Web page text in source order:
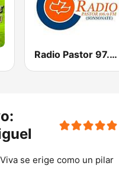
Radio Pastor 97.3 FM Sonsonate
se erige como un pilar